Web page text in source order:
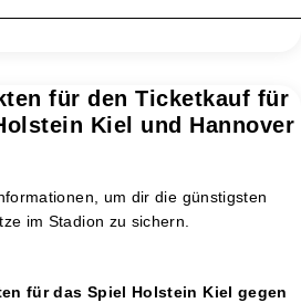
für den Ticketkauf für
Kiel und Hannover
um dir die günstigsten
im Stadion zu sichern.
für das Spiel Holstein Kiel gegen